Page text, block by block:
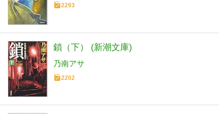
2293
鎖（下） (新潮文庫)
乃南アサ
2202